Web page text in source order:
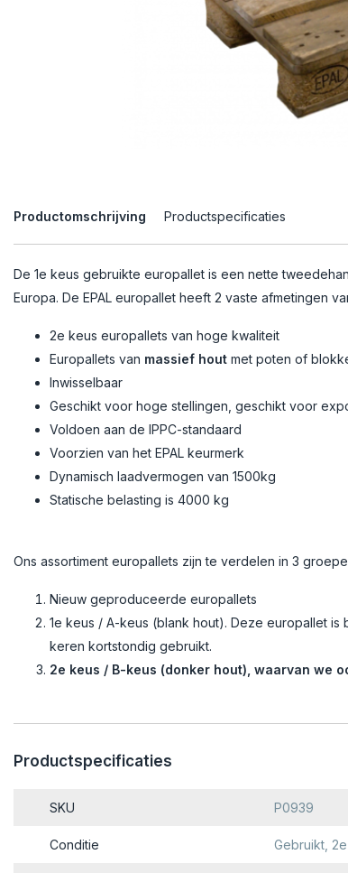
Productomschrijving Productspecificaties
De 1e keus gebruikte europallet is een nette
Europa. De EPAL europallet heeft 2 vaste afmetingen
2e keus europallets van hoge kwaliteit
Europallets van massief hout met poten of
Inwisselbaar
Geschikt voor hoge stellingen, geschikt voor
Voldoen aan de IPPC-standaard
Voorzien van het EPAL keurmerk
Dynamisch laadvermogen van 1500kg
Statische belasting is 4000 kg
Ons assortiment europallets zijn te verdelen in 3
Nieuw geproduceerde europallets
1e keus / A-keus (blank hout). Deze europallet
keren kortstondig gebruikt.
2e keus / B-keus (donker hout), waarvan we
Productspecificaties
SKU P0939
Conditie Gebruikt,